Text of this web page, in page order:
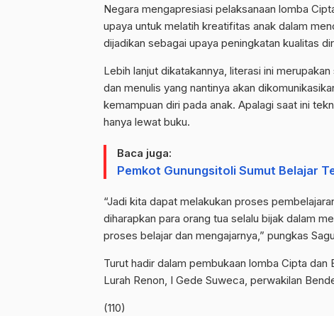
Negara mengapresiasi pelaksanaan lomba
upaya untuk melatih kreatifitas anak dalam
dijadikan sebagai upaya peningkatan kualitas
Lebih lanjut dikatakannya, literasi ini
dan menulis yang nantinya akan
kemampuan diri pada anak. Apalagi saat ini
hanya lewat buku.
Baca juga:
Pemkot Gunungsitoli Sumut Belajar
“Jadi kita dapat melakukan proses
diharapkan para orang tua selalu bijak dalam
proses belajar dan mengajarnya,” pungkas
Turut hadir dalam pembukaan lomba Cipta
Lurah Renon, I Gede Suweca, perwakilan
(110)